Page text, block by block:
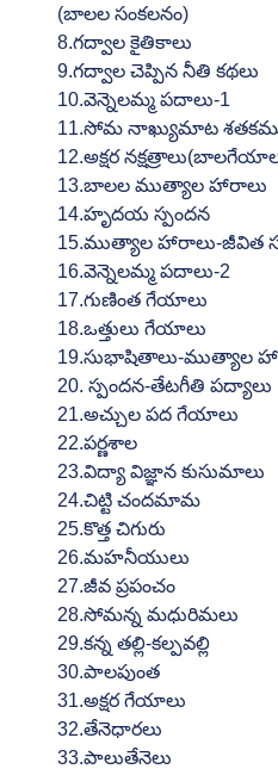
(బాలల సంకలనం)
8.గద్వాల కైతికాలు
9.గద్వాల చెప్పిన నీతి కథలు
10.వెన్నెలమ్మ పదాలు-1
11.సోమ నాఖ్యుమాట
12.అక్షర
13.బాలల ముత్యాల హారాలు
14.హృదయ స్పందన
15.ముత్యాల హారాలు-జీవిత
16.వెన్నెలమ్మ పదాలు-2
17.గుణింత గేయాలు
18.ఒత్తులు గేయాలు
19.సుభాషితాలు-ముత్యాల
20. స్పందన-తేటగీతి పద్యాలు
21.అచ్చుల పద గేయాలు
22.పర్ణశాల
23.విద్యా విజ్ఞాన కుసుమాలు
24.చిట్టి చందమామ
25.కొత్త చిగురు
26.మహనీయులు
27.జీవ ప్రపంచం
28.సోమన్న మధురిమలు
29.కన్న తల్లి-కల్పవల్లి
30.పాలపుంత
31.అక్షర గేయాలు
32.తేనెధారలు
33.పాలుతేనెలు